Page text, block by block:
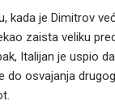
kada je Dimitrov
zaista veliku
Italijan je uspio
do osvajanja